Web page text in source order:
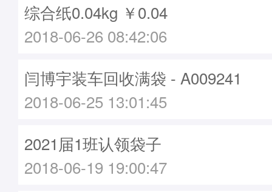
综合纸0.04kg ￥0.04
2018-06-26 08:42:06
闫博宇装车回收满袋 - A009241
2018-06-25 13:01:45
2021届1班认领袋子
2018-06-19 19:00:47